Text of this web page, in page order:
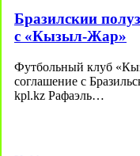
Бразилскии
с «Кызыл-Жар»
Футбольный клуб
соглашение с
kpl.kz Рафаэль…